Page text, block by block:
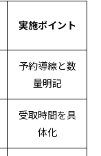
実施ポイント
予約導線と数
量明記
受取時間を具
体化